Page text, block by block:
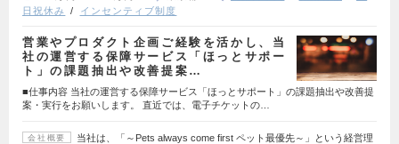
日祝休み
インセンティブ制度
営業やプロダクト企画ご経験を活かし、当
社の運営する保障サービス「ほっとサポー
ト」の課題抽出や改善提案…
■仕事内容 当社の運営する保障サービス「ほっとサポート」の課題抽出や改善提
案・実行をお願いします。 直近では、電子チケットの…
会社概要
当社は、「～Pets always come first ペット最優先～」という経営理